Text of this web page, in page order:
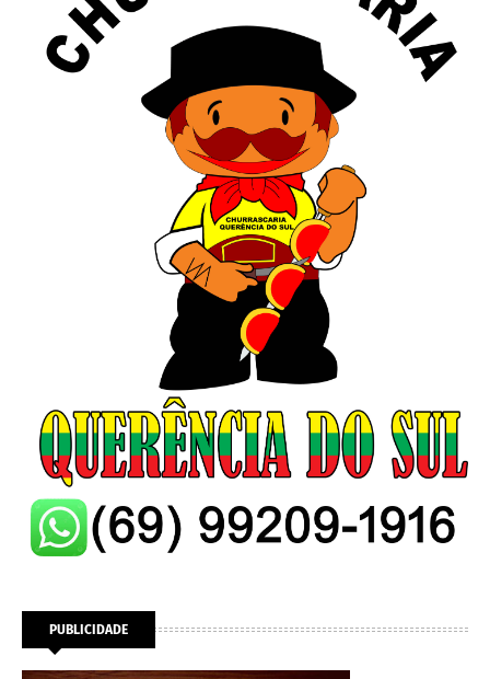
PUBLICIDADE